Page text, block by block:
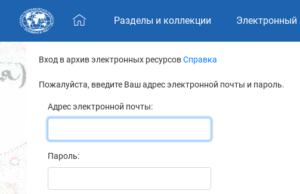
Skip navigation
Разделы и коллекции Электронный
Вход в архив электронных ресурсовСправка
Пожалуйста, введите Ваш адрес электронной почты и пароль.
Адрес электронной почты:
Пароль: